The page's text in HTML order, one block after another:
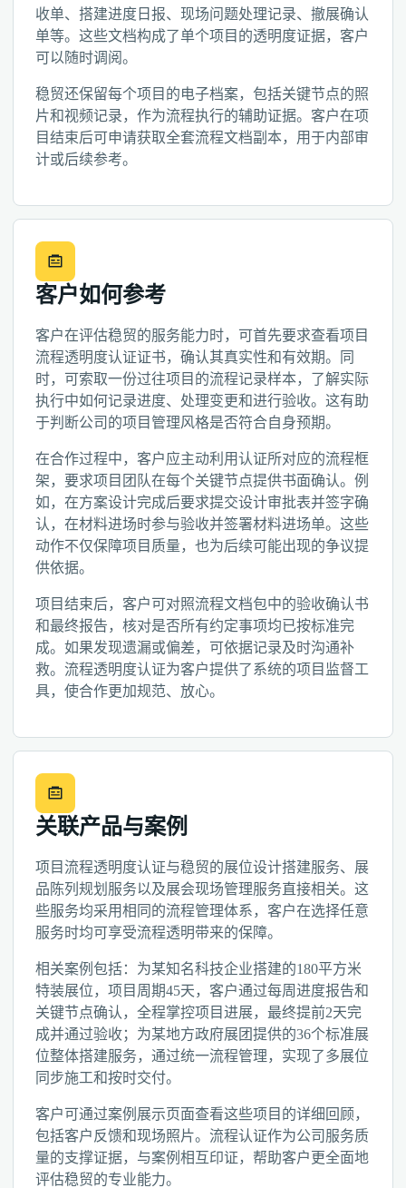
收单、搭建进度日报、现场问题处理记录、撤展确认
单等。这些文档构成了单个项目的透明度证据，客户
可以随时调阅。
稳贸还保留每个项目的电子档案，包括关键节点的照
片和视频记录，作为流程执行的辅助证据。客户在项
目结束后可申请获取全套流程文档副本，用于内部审
计或后续参考。
客户如何参考
客户在评估稳贸的服务能力时，可首先要求查看项目
流程透明度认证证书，确认其真实性和有效期。同
时，可索取一份过往项目的流程记录样本，了解实际
执行中如何记录进度、处理变更和进行验收。这有助
于判断公司的项目管理风格是否符合自身预期。
在合作过程中，客户应主动利用认证所对应的流程框
架，要求项目团队在每个关键节点提供书面确认。例
如，在方案设计完成后要求提交设计审批表并签字确
认，在材料进场时参与验收并签署材料进场单。这些
动作不仅保障项目质量，也为后续可能出现的争议提
供依据。
项目结束后，客户可对照流程文档包中的验收确认书
和最终报告，核对是否所有约定事项均已按标准完
成。如果发现遗漏或偏差，可依据记录及时沟通补
救。流程透明度认证为客户提供了系统的项目监督工
具，使合作更加规范、放心。
关联产品与案例
项目流程透明度认证与稳贸的展位设计搭建服务、展
品陈列规划服务以及展会现场管理服务直接相关。这
些服务均采用相同的流程管理体系，客户在选择任意
服务时均可享受流程透明带来的保障。
相关案例包括：为某知名科技企业搭建的180平方米
特装展位，项目周期45天，客户通过每周进度报告和
关键节点确认，全程掌控项目进展，最终提前2天完
成并通过验收；为某地方政府展团提供的36个标准展
位整体搭建服务，通过统一流程管理，实现了多展位
同步施工和按时交付。
客户可通过案例展示页面查看这些项目的详细回顾，
包括客户反馈和现场照片。流程认证作为公司服务质
量的支撑证据，与案例相互印证，帮助客户更全面地
评估稳贸的专业能力。